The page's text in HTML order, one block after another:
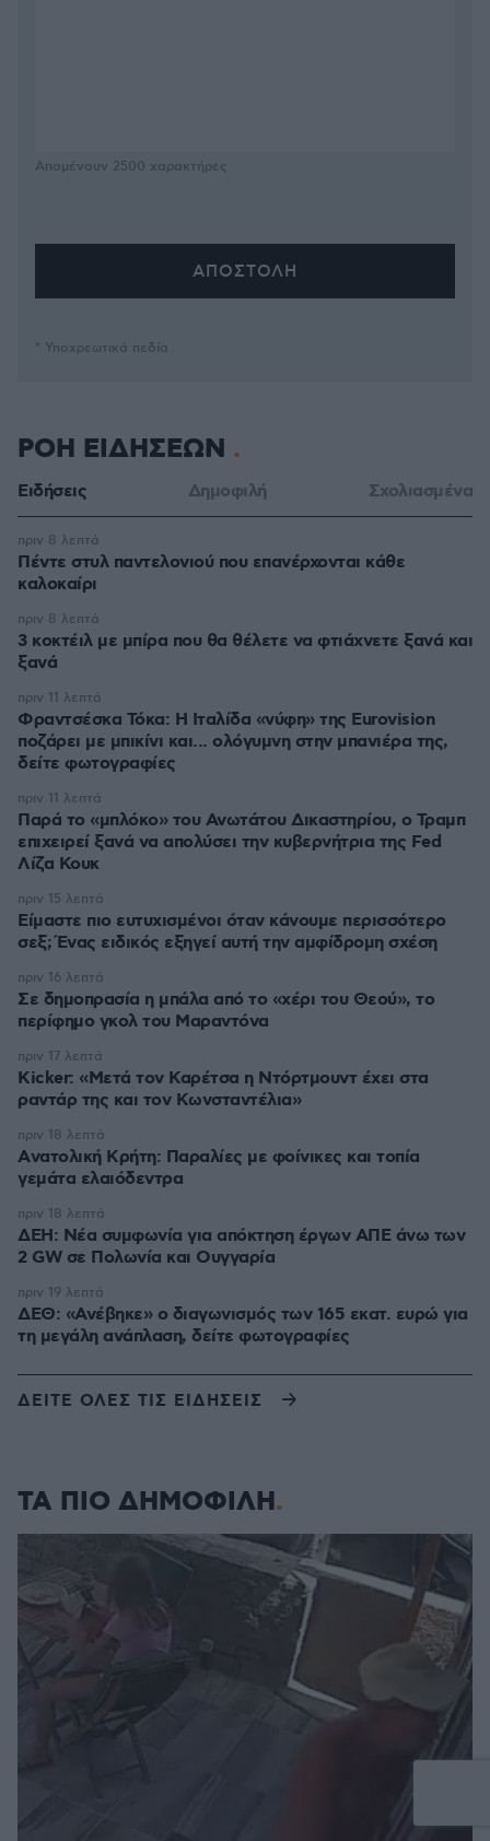
Απομένουν 2500 χαρακτήρες
* Υποχρεωτικά πεδία
ΡΟΗ ΕΙΔΗΣΕΩΝ
Ειδήσεις Δημοφιλή Σχολιασμένα
Πέντε στυλ παντελονιού που επανέρχονται κάθε
καλοκαίρι
πριν 8 λεπτά
3 κοκτέιλ με μπίρα που θα θέλετε να φτιάχνετε ξανά και
ξανά
πριν 8 λεπτά
Φραντσέσκα Τόκα: Η Ιταλίδα «νύφη» της Eurovision
ποζάρει με μπικίνι και... ολόγυμνη στην μπανιέρα της,
δείτε φωτογραφίες
πριν 11 λεπτά
Παρά το «μπλόκο» του Ανωτάτου Δικαστηρίου, ο Τραμπ
επιχειρεί ξανά να απολύσει την κυβερνήτρια της Fed
Λίζα Κουκ
πριν 11 λεπτά
Είμαστε πιο ευτυχισμένοι όταν κάνουμε περισσότερο
σεξ; Ένας ειδικός εξηγεί αυτή την αμφίδρομη σχέση
πριν 15 λεπτά
Σε δημοπρασία η μπάλα από το «χέρι του Θεού», το
περίφημο γκολ του Μαραντόνα
πριν 16 λεπτά
Kicker: «Μετά τον Καρέτσα η Ντόρτμουντ έχει στα
ραντάρ της και τον Κωνσταντέλια»
πριν 17 λεπτά
Aνατολική Κρήτη: Παραλίες με φοίνικες και τοπία
γεμάτα ελαιόδεντρα
πριν 18 λεπτά
ΔΕΗ: Νέα συμφωνία για απόκτηση έργων ΑΠΕ άνω των
2 GW σε Πολωνία και Ουγγαρία
πριν 18 λεπτά
ΔΕΘ: «Ανέβηκε» ο διαγωνισμός των 165 εκατ. ευρώ για
τη μεγάλη ανάπλαση, δείτε φωτογραφίες
πριν 19 λεπτά
ΔΕΙΤΕ ΟΛΕΣ ΤΙΣ ΕΙΔΗΣΕΙΣ
ΤΑ ΠΙΟ ΔΗΜΟΦΙΛΗ